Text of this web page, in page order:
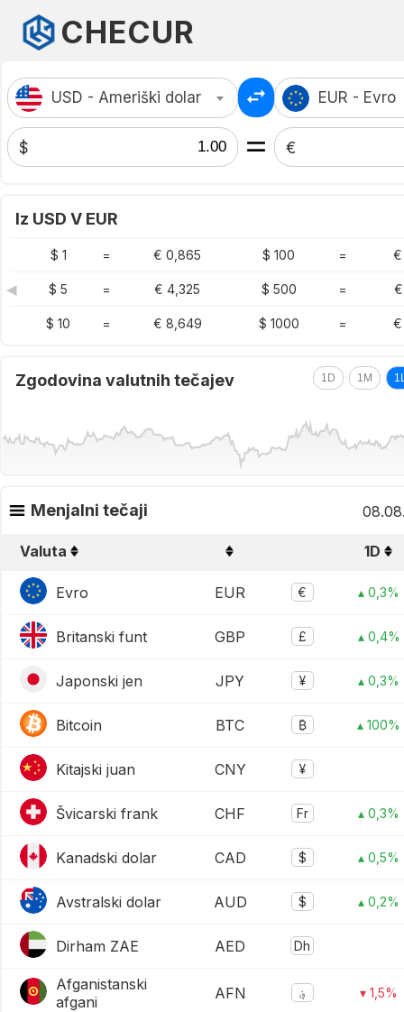
CHECUR
USD - Ameriški dolar EUR - Evro
$ €
Iz USD V EUR
$ 1 = € 0,865 $ 100 = €
$ 5 = € 4,325 $ 500 =
$ 10 = € 8,649 $ 1000 = €
◀
Zgodovina valutnih tečajev 1D 1M
Menjalni tečaji
Valuta 1D
Evro EUR € ▴ 0,3%
Britanski funt GBP £ ▴ 0,4%
Japonski jen JPY ¥ ▴ 0,3%
Bitcoin BTC ₿ ▴ 100%
Kitajski juan CNY ¥
Švicarski frank CHF Fr ▴ 0,3%
Kanadski dolar CAD $ ▴ 0,5%
Avstralski dolar AUD $ ▴ 0,2%
Dirham ZAE AED Dh
Afganistanski
afgani
AFN ؋ ▾ 1,5%